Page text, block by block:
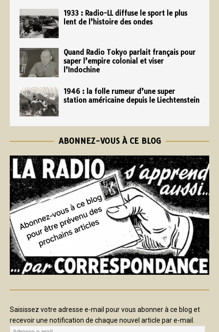
1933 : Radio-LL diffuse le sport le plus
lent de l’histoire des ondes
Quand Radio Tokyo parlait français pour
saper l’empire colonial et viser
l’Indochine
1946 : la folle rumeur d’une super
station américaine depuis le Liechtenstein
ABONNEZ-VOUS À CE BLOG
Saisissez votre adresse e-mail pour vous abonner à ce blog et
recevoir une notification de chaque nouvel article par e-mail.